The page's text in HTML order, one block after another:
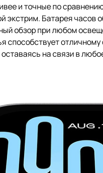
и точные по
Батарея часов
обзор при любом
способствует
на связи в